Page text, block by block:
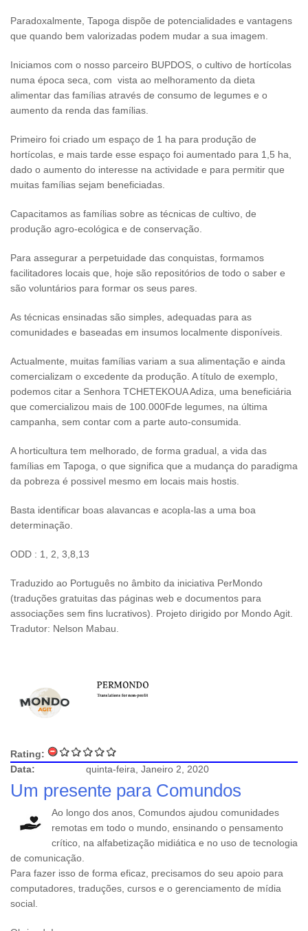
Paradoxalmente, Tapoga dispõe de potencialidades e vantagens
que quando bem valorizadas podem mudar a sua imagem.
Iniciamos com o nosso parceiro BUPDOS, o cultivo de hortícolas
numa época seca, com vista ao melhoramento da dieta
alimentar das famílias através de consumo de legumes e o
aumento da renda das famílias.
Primeiro foi criado um espaço de 1 ha para produção de
hortícolas, e mais tarde esse espaço foi aumentado para 1,5 ha,
dado o aumento do interesse na actividade e para permitir que
muitas famílias sejam beneficiadas.
Capacitamos as famílias sobre as técnicas de cultivo, de
produção agro-ecológica e de conservação.
Para assegurar a perpetuidade das conquistas, formamos
facilitadores locais que, hoje são repositórios de todo o saber e
são voluntários para formar os seus pares.
As técnicas ensinadas são simples, adequadas para as
comunidades e baseadas em insumos localmente disponíveis.
Actualmente, muitas famílias variam a sua alimentação e ainda
comercializam o excedente da produção. A título de exemplo,
podemos citar a Senhora TCHETEKOUA Adiza, uma beneficiária
que comercializou mais de 100.000Fde legumes, na última
campanha, sem contar com a parte auto-consumida.
A horticultura tem melhorado, de forma gradual, a vida das
famílias em Tapoga, o que significa que a mudança do paradigma
da pobreza é possivel mesmo em locais mais hostis.
Basta identificar boas alavancas e acopla-las a uma boa
determinação.
ODD : 1, 2, 3,8,13
Traduzido ao Português no âmbito da iniciativa PerMondo
(traduções gratuitas das páginas web e documentos para
associações sem fins lucrativos). Projeto dirigido por Mondo Agit.
Tradutor: Nelson Mabau.
Rating:
Data:
quinta-feira, Janeiro 2, 2020
Um presente para Comundos
Ao longo dos anos, Comundos ajudou comunidades
remotas em todo o mundo, ensinando o pensamento
crítico, na alfabetização midiática e no uso de tecnologia
de comunicação.
Para fazer isso de forma eficaz, precisamos do seu apoio para
computadores, traduções, cursos e o gerenciamento de mídia
social.